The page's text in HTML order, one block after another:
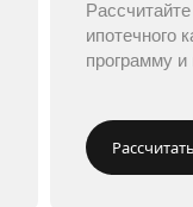
ипотечного
программу и
Рассчитать